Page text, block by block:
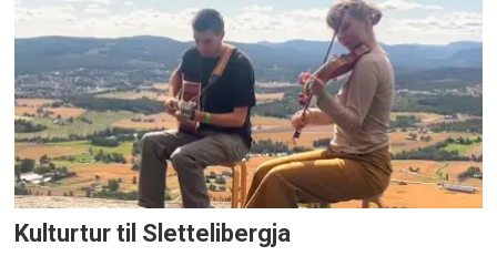
Kulturtur til Slettelibergja